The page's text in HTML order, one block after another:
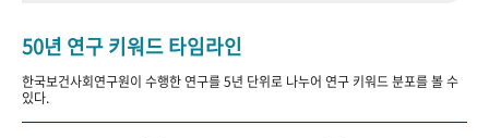
VR 역사관
50년 연구 키워드 타임라인
한국보건사회연구원이 수행한 연구를 5년 단위로 나누어 연구 키워드 분포를 볼 수
있다.